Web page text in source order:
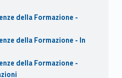
della Formazione -
della Formazione - In
della Formazione -